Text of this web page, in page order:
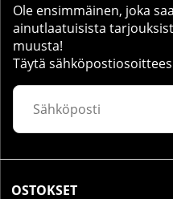
Ole ensimmäinen, joka
ainutlaatuisista
muusta!
Täytä
OSTOKSET